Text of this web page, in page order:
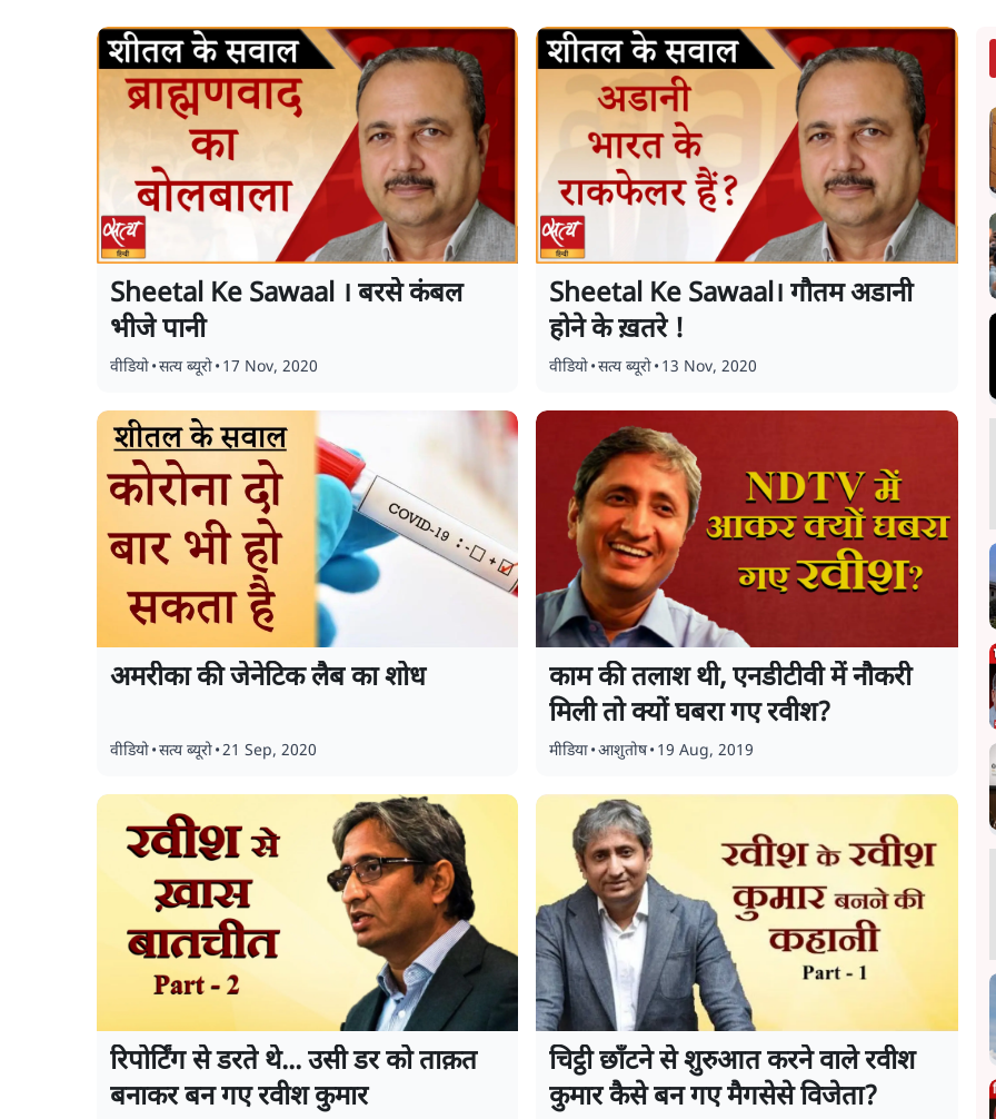
Sheetal Ke Sawaal । बरसे कंबल
भीजे पानी
वीडियो•सत्य ब्यूरो• 17 Nov, 2020
Sheetal Ke Sawaal। गौतम अडानी
होने के ख़तरे !
वीडियो•सत्य ब्यूरो• 13 Nov, 2020
अमरीका की जेनेटिक लैब का शोध
वीडियो•सत्य ब्यूरो•21 Sep, 2020
काम की तलाश थी, एनडीटीवी में नौकरी
मिली तो क्यों घबरा गए रवीश?
मीडिया•आशुतोष• 19 Aug, 2019
रिपोर्टिंग से डरते थे... उसी डर को ताक़त
बनाकर बन गए रवीश कुमार
चिट्ठी छाँटने से शुरुआत करने वाले रवीश
कुमार कैसे बन गए मैगसेसे विजेता?